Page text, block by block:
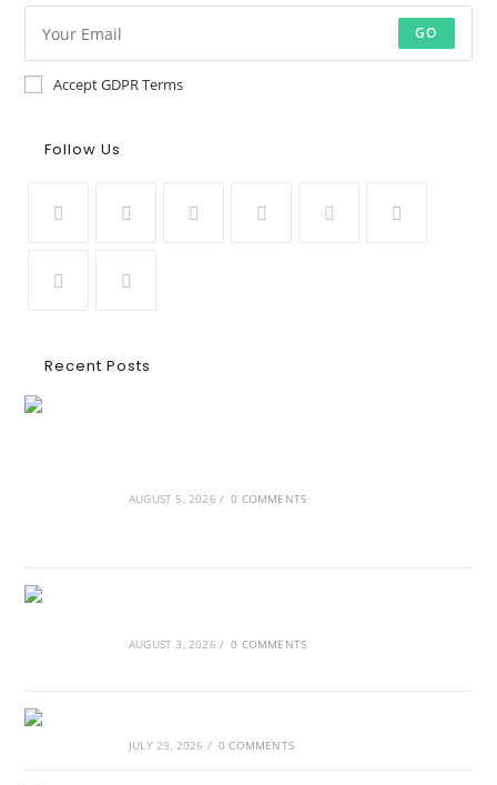
GO
Accept GDPR Terms
Follow Us
Recent Posts
AUGUST 5, 2026 / 0 COMMENTS
AUGUST 3, 2026 / 0 COMMENTS
JULY 29, 2026 / 0 COMMENTS